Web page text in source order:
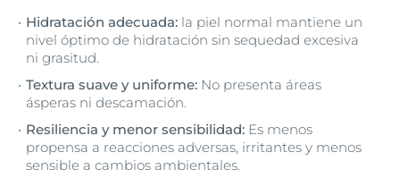
Hidratación adecuada: la piel normal mantiene un
nivel óptimo de hidratación sin sequedad excesiva
ni grasitud.
Textura suave y uniforme: No presenta áreas
ásperas ni descamación.
Resiliencia y menor sensibilidad: Es menos
propensa a reacciones adversas, irritantes y menos
sensible a cambios ambientales.